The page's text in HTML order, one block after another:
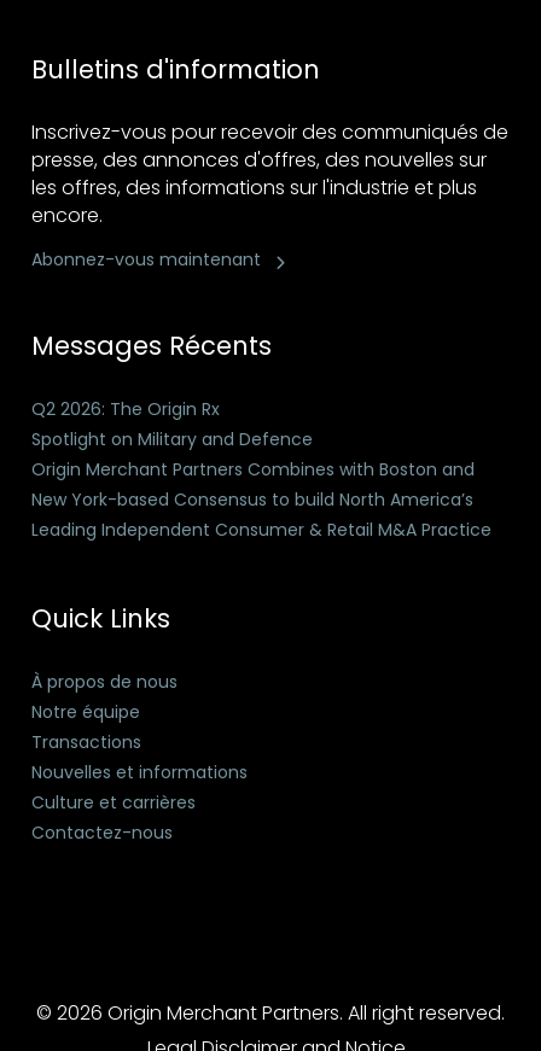
Bulletins d'information
Inscrivez-vous pour recevoir des communiqués de
presse, des annonces d'offres, des nouvelles sur
les offres, des informations sur l'industrie et plus
encore.
Abonnez-vous maintenant
Messages Récents
Q2 2026: The Origin Rx
Spotlight on Military and Defence
Origin Merchant Partners Combines with Boston and
New York-based Consensus to build North America’s
Leading Independent Consumer & Retail M&A Practice
Quick Links
À propos de nous
Notre équipe
Transactions
Nouvelles et informations
Culture et carrières
Contactez-nous
© 2026 Origin Merchant Partners. All right reserved.